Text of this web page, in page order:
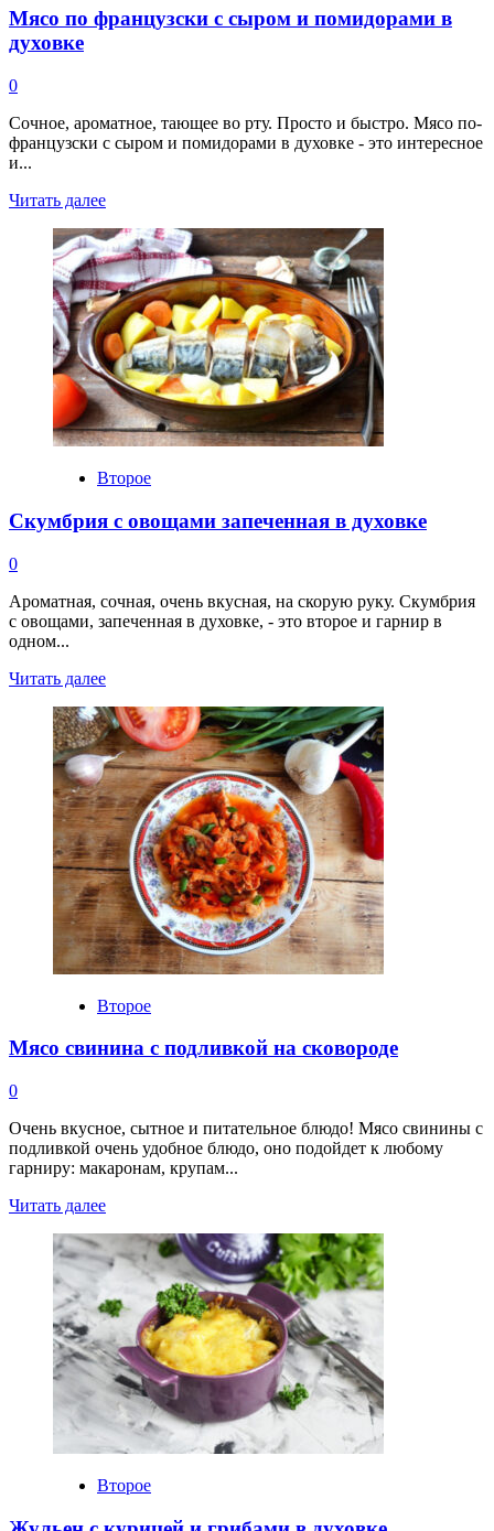
Мясо по французски с сыром и помидорами в
духовке
0
Сочное, ароматное, тающее во рту. Просто и быстро. Мясо по-
французски с сыром и помидорами в духовке - это интересное
и...
Читать далееПрочитать
о
Мясо
по
французски
с
сыром
и
помидорами
в
духовке
Второе
Скумбрия с овощами запеченная в духовке
0
Ароматная, сочная, очень вкусная, на скорую руку. Скумбрия
с овощами, запеченная в духовке, - это второе и гарнир в
одном...
Читать далееПрочитать
о
Скумбрия
с
овощами
запеченная
в
духовке
Второе
Мясо свинина с подливкой на сковороде
0
Очень вкусное, сытное и питательное блюдо! Мясо свинины с
подливкой очень удобное блюдо, оно подойдет к любому
гарниру: макаронам, крупам...
Читать далееПрочитать
Мясо
свинина
с
подливкой
на
сковороде
Второе